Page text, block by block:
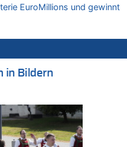
zu
Reise geht…“
Eimerscheid zu
Autofahrern das
zu
Autofahrern das
von Vias
niedergestochen
EuroMillions und gewinnt
in Bildern